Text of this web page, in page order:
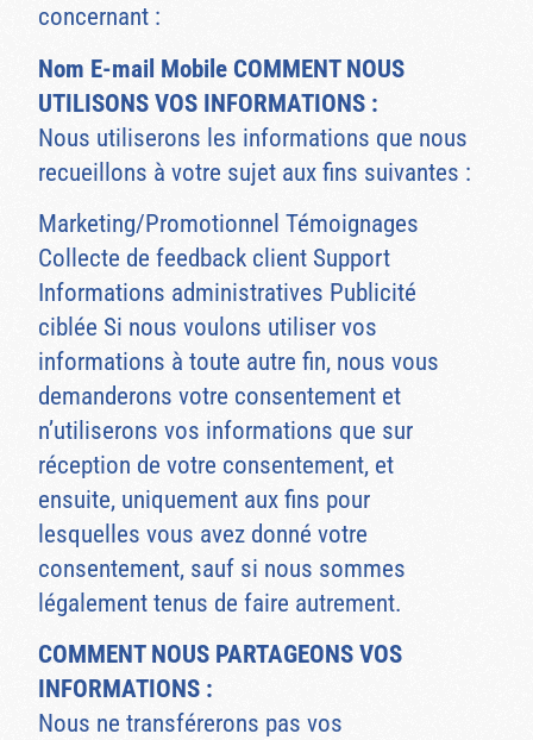
concernant :
Nom E-mail Mobile COMMENT NOUS
UTILISONS VOS INFORMATIONS :
Nous utiliserons les informations que nous
recueillons à votre sujet aux fins suivantes :
Marketing/Promotionnel Témoignages
Collecte de feedback client Support
Informations administratives Publicité
ciblée Si nous voulons utiliser vos
informations à toute autre fin, nous vous
demanderons votre consentement et
n’utiliserons vos informations que sur
réception de votre consentement, et
ensuite, uniquement aux fins pour
lesquelles vous avez donné votre
consentement, sauf si nous sommes
légalement tenus de faire autrement.
COMMENT NOUS PARTAGEONS VOS
INFORMATIONS :
Nous ne transférerons pas vos